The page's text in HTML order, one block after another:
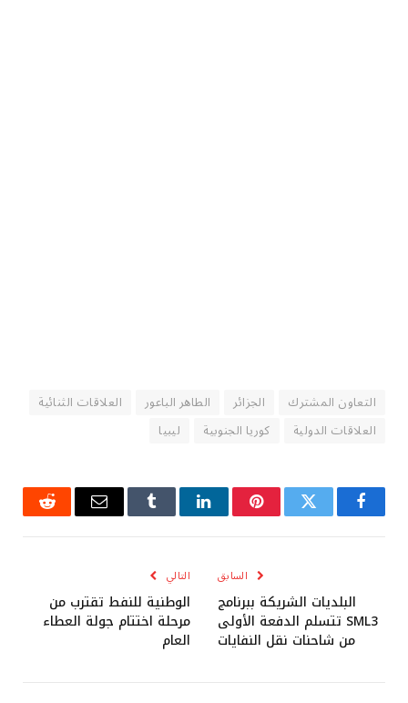
التعاون المشترك الجزائر الطاهر الباعور
العلاقات الثنائية
العلاقات الدولية
كوريا الجنوبية ليبيا
فيسبوكتويتر بينتيريستلينكدإن Tumblr البريد
رديت
السابق
البلديات الشريكة ببرنامج
SML3 تتسلم الدفعة الأولى
من شاحنات نقل النفايات
التالي
الوطنية للنفط تقترب من
مرحلة اختتام جولة العطاء
العام